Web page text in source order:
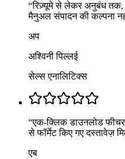
“रिज़्यूमे से लेकर अनुबंध
मैनुअल संपादन की कल्पना
अप
अश्विनी पिल्लई
सेल्स एनालिटिक्स
“एक-क्लिक डाउनलोड
से फॉर्मेट किए गए दस्तावेज़
एब